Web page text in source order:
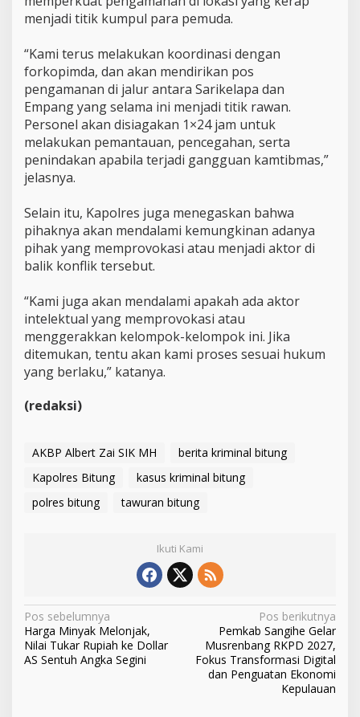
menjadi titik kumpul para pemuda.
‎“Kami terus melakukan koordinasi dengan
forkopimda, dan akan mendirikan pos
pengamanan di jalur antara Sarikelapa dan
Empang yang selama ini menjadi titik rawan.
Personel akan disiagakan 1×24 jam untuk
melakukan pemantauan, pencegahan, serta
penindakan apabila terjadi gangguan kamtibmas,”
jelasnya.
‎Selain itu, Kapolres juga menegaskan bahwa
pihaknya akan mendalami kemungkinan adanya
pihak yang memprovokasi atau menjadi aktor di
balik konflik tersebut.
‎“Kami juga akan mendalami apakah ada aktor
intelektual yang memprovokasi atau
menggerakkan kelompok-kelompok ini. Jika
ditemukan, tentu akan kami proses sesuai hukum
yang berlaku,” katanya.
(redaksi)
AKBP Albert Zai SIK MH
berita kriminal bitung
Kapolres Bitung
kasus kriminal bitung
polres bitung
tawuran bitung
Ikuti Kami
N
a
v
Pos sebelumnya
Harga Minyak Melonjak,
Nilai Tukar Rupiah ke Dollar
AS Sentuh Angka Segini
Pos berikutnya
Pemkab Sangihe Gelar
Musrenbang RKPD 2027,
Fokus Transformasi Digital
dan Penguatan Ekonomi
Kepulauan